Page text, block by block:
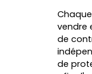
vendre
de
de